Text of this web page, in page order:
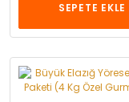
SEPETE EKLE